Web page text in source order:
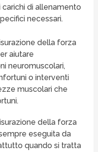
di allenamento
necessari.
della forza
aiutare
neuromuscolari,
o interventi
muscolari che
della forza
eseguita da
quando si tratta